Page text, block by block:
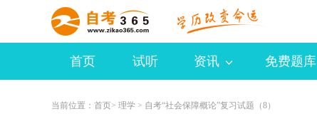
首页 试听 资讯 免费题库
当前位置： 首页> 理学 > 自考“社会保障概论”复习试题（8）